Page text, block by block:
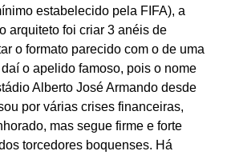
estabelecido pela FIFA), a
arquiteto foi criar 3 anéis de
o formato parecido com o de uma
o apelido famoso, pois o nome
Alberto José Armando desde
por várias crises financeiras,
mas segue firme e forte
torcedores boquenses. Há